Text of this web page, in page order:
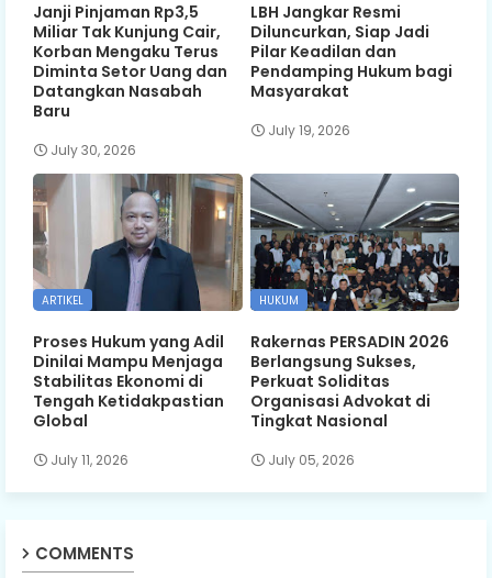
Janji Pinjaman Rp3,5
Miliar Tak Kunjung Cair,
Korban Mengaku Terus
Diminta Setor Uang dan
Datangkan Nasabah
Baru
July 30, 2026
LBH Jangkar Resmi
Diluncurkan, Siap Jadi
Pilar Keadilan dan
Pendamping Hukum bagi
Masyarakat
July 19, 2026
ARTIKEL
Proses Hukum yang Adil
Dinilai Mampu Menjaga
Stabilitas Ekonomi di
Tengah Ketidakpastian
Global
July 11, 2026
HUKUM
Rakernas PERSADIN 2026
Berlangsung Sukses,
Perkuat Soliditas
Organisasi Advokat di
Tingkat Nasional
July 05, 2026
COMMENTS